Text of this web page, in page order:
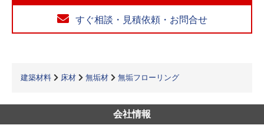
すぐ相談・見積依頼・お問合せ
建築材料 床材 無垢材 無垢フローリング
会社情報